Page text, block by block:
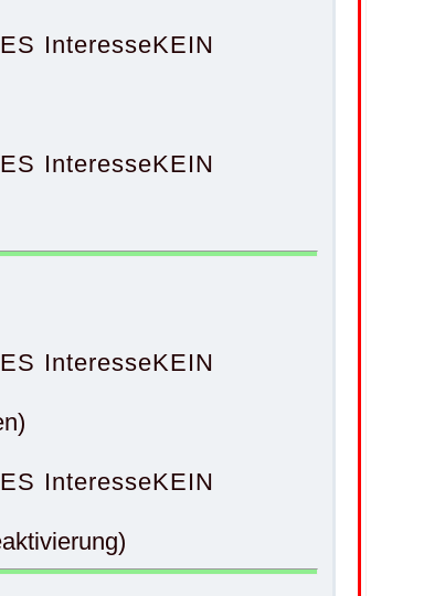
InteresseKEIN
InteresseKEIN
InteresseKEIN
InteresseKEIN